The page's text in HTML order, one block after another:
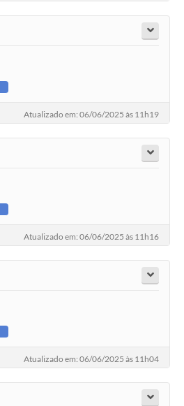
Atualizado em: 06/06/2025 às 11h19
Atualizado em: 06/06/2025 às 11h16
Atualizado em: 06/06/2025 às 11h04